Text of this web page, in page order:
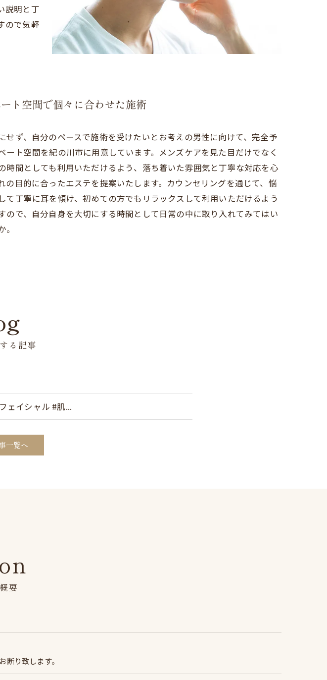
説明と丁
ので気軽
ト空間で個々に合わせた施術
せず、自分のペースで施術を受けたいとお考えの男性に向けて、完全予
ート空間を紀の川市に用意しています。メンズケアを見た目だけでなく
時間としても利用いただけるよう、落ち着いた雰囲気と丁寧な対応を心
の目的に合ったエステを提案いたします。カウンセリングを通じて、悩
て丁寧に耳を傾け、初めての方でもリラックスして利用いただけるよう
ので、自分自身を大切にする時間として日常の中に取り入れてみてはい
る記事
ェイシャル #肌...
一覧へ
要
り致します。